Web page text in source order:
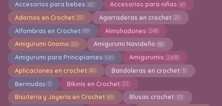
Accesorios para bebes 62 Accesorios para niñas 61
Adornos en Crochet 20 Agarraderas en crochet 21
Alfombras en Crochet 99 Almohadones 248
Amigurumi Gnomo 20 Amigurumi Navideño 80
Amigurumi para Principiantes 541 Amigurumis 2493
Aplicaciones en crochet 60 Bandoleras en crochet 5
Bermudas 3 Bikinis en Crochet 27
Bisuteria y Joyeria en Crochet 89 Blusas crochet 111